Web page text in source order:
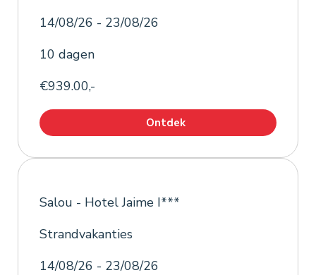
14/08/26 - 23/08/26
10 dagen
€939.00,-
Ontdek
Salou - Hotel Jaime I***
Strandvakanties
14/08/26 - 23/08/26